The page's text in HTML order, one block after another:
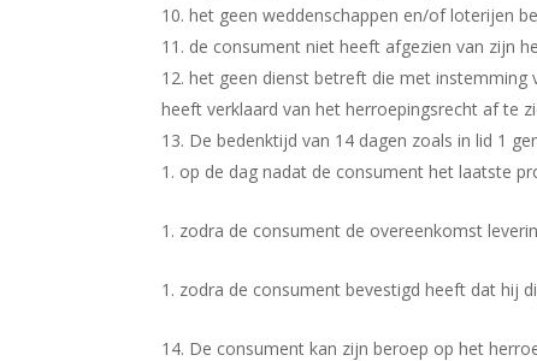
het geen weddenschappen en/of loterijen
de consument niet heeft afgezien van zijn
het geen dienst betreft die met instemming
heeft verklaard van het herroepingsrecht af te
De bedenktijd van 14 dagen zoals in lid 1
op de dag nadat de consument het laatste
zodra de consument de overeenkomst
zodra de consument bevestigd heeft dat hij
De consument kan zijn beroep op het